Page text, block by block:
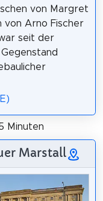
von Margret
von Arno Fischer
seit der
Minuten
Marstall